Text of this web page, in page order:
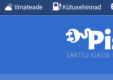
Ilmateade Kütusehinnad